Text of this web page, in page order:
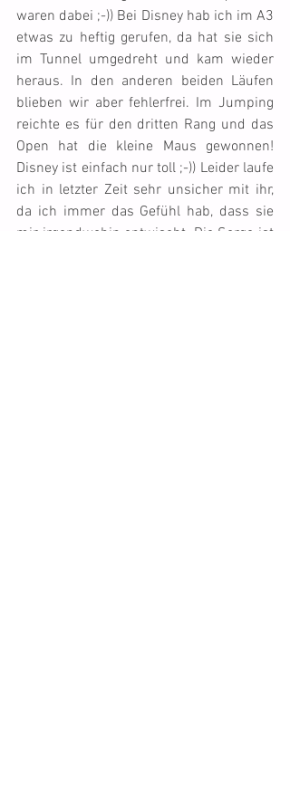
waren dabei ;-)) Bei Disney hab ich im A3
etwas zu heftig gerufen, da hat sie sich
im Tunnel umgedreht und kam wieder
heraus. In den anderen beiden Läufen
blieben wir aber fehlerfrei. Im Jumping
reichte es für den dritten Rang und das
Open hat die kleine Maus gewonnen!
Disney ist einfach nur toll ;-)) Leider laufe
ich in letzter Zeit sehr unsicher mit ihr,
da ich immer das Gefühl hab, dass sie
mir irgendwohin entwischt. Die Sorge ist